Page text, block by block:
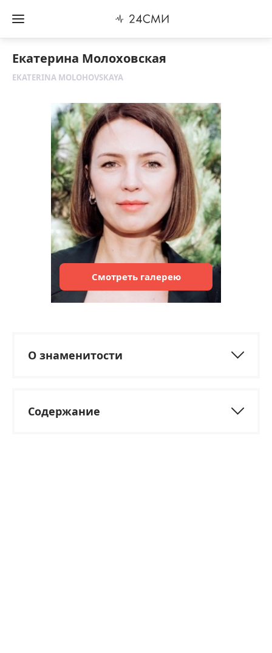
Екатерина Молоховская
EKATERINA MOLOHOVSKAYA
Смотреть галерею
О знаменитости
Содержание